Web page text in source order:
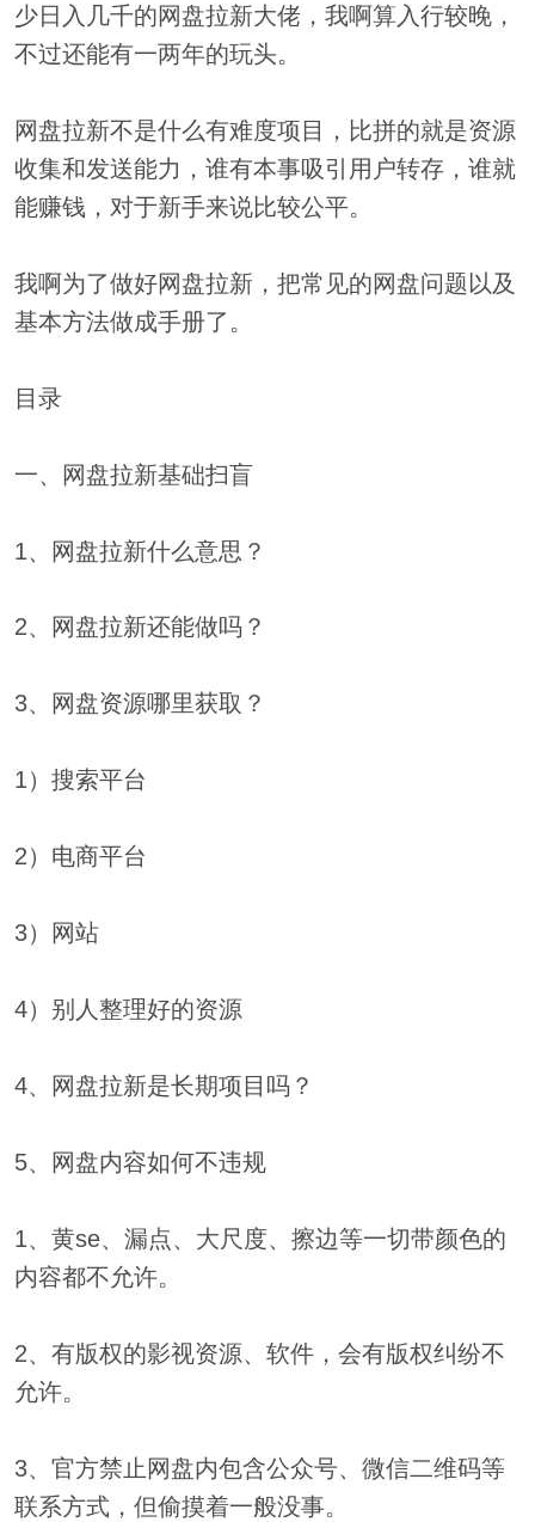
少日入几千的网盘拉新大佬，我啊算入行较晚，
不过还能有一两年的玩头。
网盘拉新不是什么有难度项目，比拼的就是资源
收集和发送能力，谁有本事吸引用户转存，谁就
能赚钱，对于新手来说比较公平。
我啊为了做好网盘拉新，把常见的网盘问题以及
基本方法做成手册了。
目录
一、网盘拉新基础扫盲
1、网盘拉新什么意思？
2、网盘拉新还能做吗？
3、网盘资源哪里获取？
1）搜索平台
2）电商平台
3）网站
4）别人整理好的资源
4、网盘拉新是长期项目吗？
5、网盘内容如何不违规
1、黄se、漏点、大尺度、擦边等一切带颜色的
内容都不允许。
2、有版权的影视资源、软件，会有版权纠纷不
允许。
3、官方禁止网盘内包含公众号、微信二维码等
联系方式，但偷摸着一般没事。